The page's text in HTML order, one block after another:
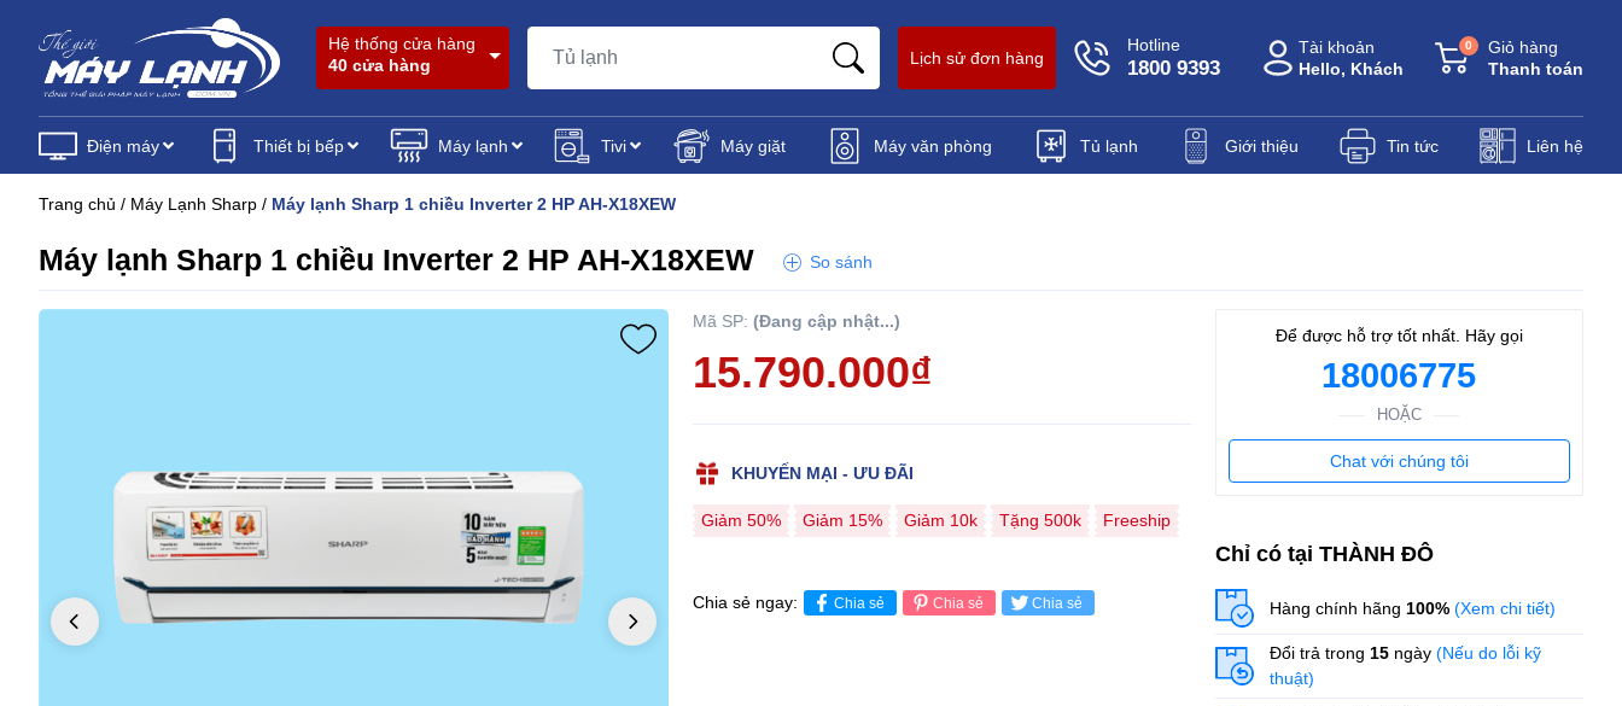
Hệ thống cửa hàng
40 cửa hàng
Lịch sử đơn hàng
Hotline
1800 9393
Tài khoản
Hello, Khách
Giỏ hàng
Thanh toán
0
Điện máy Thiết bị bếp Máy lạnh Tivi Máy giặt Máy văn phòng Tủ lạnh Giới thiệu Tin tức Liên hệ
Trang chủ / Máy Lạnh Sharp / Máy lạnh Sharp 1 chiều Inverter 2 HP AH-X18XEW
Máy lạnh Sharp 1 chiều Inverter 2 HP AH-X18XEW So sánh
Mã SP: (Đang cập nhật...)
15.790.000₫
KHUYẾN MẠI - ƯU ĐÃI
Giảm 50% Giảm 15% Giảm 10k Tặng 500k Freeship
Chia sẻ ngay: Chia sẻ Chia sẻ Chia sẻ
Để được hỗ trợ tốt nhất. Hãy gọi
18006775
HOẶC
Chat với chúng tôi
Chỉ có tại THÀNH ĐÔ
Hàng chính hãng 100% (Xem chi tiết)
Đổi trả trong 15ngày (Nếu do lỗi kỹ
thuật)